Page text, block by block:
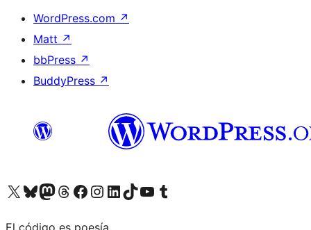
WordPress.com ↗
Matt ↗
bbPress ↗
BuddyPress ↗
Visita nuestra cuenta de X (anteriormente Twitter)
Visita nuestra cuenta de Bluesky
Visita nuestra cuenta de Mastodon
Visita nuestra cuenta de Threads
Visita nuestra página de Facebook
Visita nuestra cuenta de Instagram
Visita nuestra cuenta de LinkedIn
Visita nuestra cuenta de TikTok
Visita nuestro canal de YouTube
Visita nuestra cuenta de Tumblr